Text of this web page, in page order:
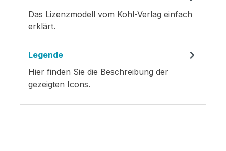
Das Lizenzmodell vom Kohl-Verlag einfach
erklärt.
Legende
Hier finden Sie die Beschreibung der
gezeigten Icons.